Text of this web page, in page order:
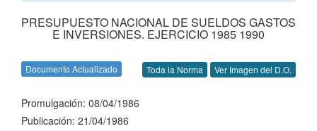
PRESUPUESTO NACIONAL DE SUELDOS GASTOS
E INVERSIONES. EJERCICIO 1985 1990
Documento Actualizado Toda la Norma Ver Imagen del D.O.
Promulgación: 08/04/1986
Publicación: 21/04/1986